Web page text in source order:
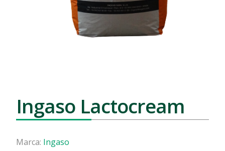
Ingaso Lactocream
Marca: Ingaso